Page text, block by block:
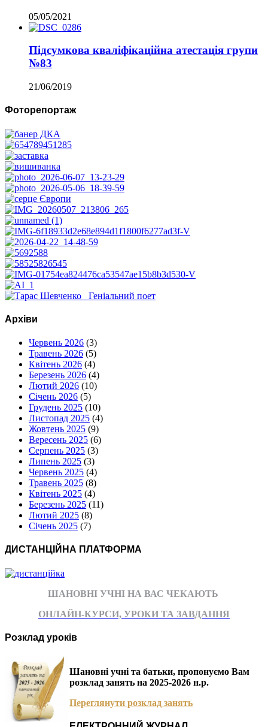
05/05/2021
Підсумкова кваліфікаційна атестація групи
№83
21/06/2019
Фоторепортаж
Архіви
Червень 2026 (3)
Травень 2026 (5)
Квітень 2026 (4)
Березень 2026 (4)
Лютий 2026 (10)
Січень 2026 (5)
Грудень 2025 (10)
Листопад 2025 (4)
Жовтень 2025 (9)
Вересень 2025 (6)
Серпень 2025 (3)
Липень 2025 (3)
Червень 2025 (4)
Травень 2025 (8)
Квітень 2025 (4)
Березень 2025 (11)
Лютий 2025 (8)
Січень 2025 (7)
ДИСТАНЦІЙНА ПЛАТФОРМА
ШАНОВНІ УЧНІ НА ВАС ЧЕКАЮТЬ
ОНЛАЙН-КУРСИ, УРОКИ ТА ЗАВДАННЯ
Розклад уроків
Шановні учні та батьки, пропонуємо Вам
розклад занять на 2025-2026 н.р.
Переглянути розклад занять